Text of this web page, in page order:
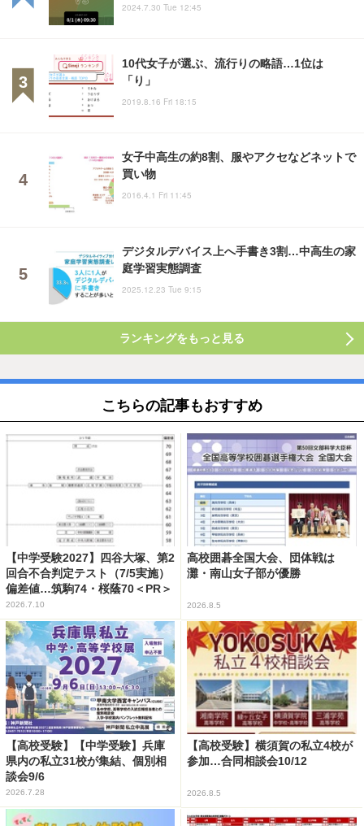
2024.7.30 Tue 12:45
10代女子が選ぶ、流行りの略語…1位は
「り」
2019.8.16 Fri 18:15
女子中高生の約8割、服やアクセなどネットで
買い物
2016.4.1 Fri 11:45
デジタルデバイス上へ手書き3割…中高生の家
庭学習実態調査
2025.12.23 Tue 9:15
ランキングをもっと見る
こちらの記事もおすすめ
【中学受験2027】四谷大塚、第2
回合不合判定テスト（7/5実施）
偏差値…筑駒74・桜蔭70＜PR＞
2026.7.10
高校囲碁全国大会、団体戦は
灘・南山女子部が優勝
2026.8.5
【高校受験】【中学受験】兵庫
県内の私立31校が集結、個別相
談会9/6
2026.7.28
【高校受験】横須賀の私立4校が
参加…合同相談会10/12
2026.8.5